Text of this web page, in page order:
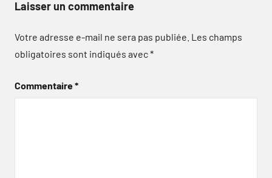
Laisser un commentaire
Votre adresse e-mail ne sera pas publiée. Les champs
obligatoires sont indiqués avec*
Commentaire*